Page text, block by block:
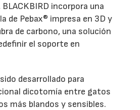
BLACKBIRD incorpora una
de Pebax® impresa en 3D y
de carbono, una solución
el soporte en
desarrollado para
dicotomía entre gatos
más blandos y sensibles.